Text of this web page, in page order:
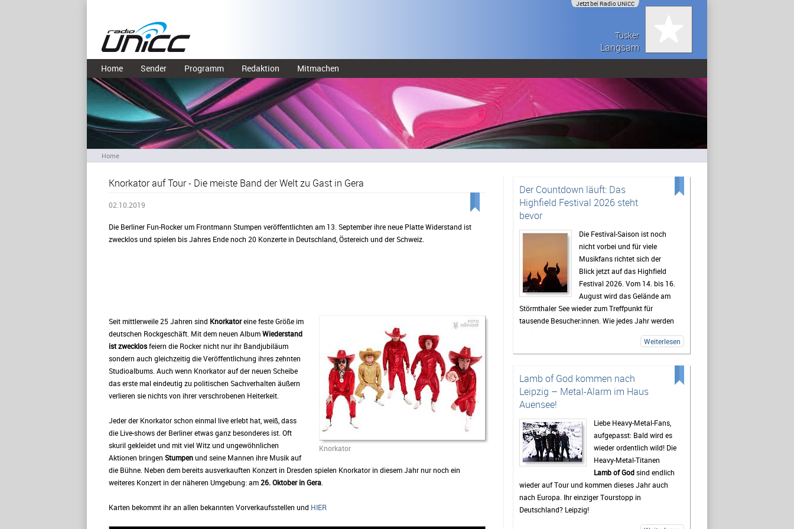
Jetzt bei Radio UNiCC
Tusker
Langsam
Home Sender Programm Redaktion Mitmachen
Home
Knorkator auf Tour - Die meiste Band der Welt zu Gast in Gera
02.10.2019
Die Berliner Fun-Rocker um Frontmann Stumpen veröffentlichten am 13. September ihre neue Platte Widerstand ist
zwecklos und spielen bis Jahres Ende noch 20 Konzerte in Deutschland, Östereich und der Schweiz.
Knorkator
Seit mittlerweile 25 Jahren sind Knorkatoreine feste Größe im
deutschen Rockgeschäft. Mit dem neuen AlbumWiederstand
ist zwecklosfeiern die Rocker nicht nur ihr Bandjubiläum
sondern auch gleichzeitig die Veröffentlichung ihres zehnten
Studioalbums. Auch wenn Knorkator auf der neuen Scheibe
das erste mal eindeutig zu politischen Sachverhalten äußern
verlieren sie nichts von ihrer verschrobenen Heiterkeit.
Jeder der Knorkator schon einmal live erlebt hat, weiß, dass
die Live-shows der Berliner etwas ganz besonderes ist. Oft
skuril gekleidet und mit viel Witz und ungewöhnlichen
Aktionen bringen Stumpenund seine Mannen ihre Musik auf
die Bühne. Neben dem bereits ausverkauften Konzert in Dresden spielen Knorkator in diesem Jahr nur noch ein
weiteres Konzert in der näheren Umgebung: am26. Oktober in Gera
Karten bekommt ihr an allen bekannten Vorverkaufsstellen und HIER
Der Countdown läuft: Das
Highfield Festival 2026 steht
bevor
Die Festival-Saison ist noch
nicht vorbei und für viele
Musikfans richtet sich der
Blick jetzt auf das Highfield
Festival 2026. Vom 14. bis 16.
August wird das Gelände am
Störmthaler See wieder zum Treffpunkt für
tausende Besucher:innen. Wie jedes Jahr werden
zahlreiche Fans aus ganz Deutschland erwartet,
die sich auf drei Tage mit Live-Musik, Camping
Das Highfield gehört seit Jahren zu den
bekanntesten Festivals Deutschlands. Besonders
die Mischung aus Rock, Indie, Punk und Hip-Hop
sorgt dafür, dass jedes Jahr ein bunt gemischtes
Publikum zusammenkommt. Auch 2026 stehen
wieder viele bekannte Künstler auf dem
Programm, die Besucher vor den Bühnen zum
Feiern bringen sollen. Gerade die Headliner
werden mit Spannung erwartet, doch oft sind es
auch die kleineren Bands.
Mindestens genauso wichtig wie die Konzerte ist
für viele Gäste das Leben auf dem Campingplatz.
Dort beginnt das Festivalgefühl oft schon lange,
Weiterlesen
Lamb of God kommen nach
Leipzig – Metal-Alarm im Haus
Auensee!
Liebe Heavy-Metal-Fans,
aufgepasst: Bald wird es
wieder ordentlich wild! Die
Heavy-Metal-Titanen
Lamb of Godsind endlich
wieder auf Tour und kommen dieses Jahr auch
nach Europa. Ihr einziger Tourstopp in
Deutschland? Leipzig!